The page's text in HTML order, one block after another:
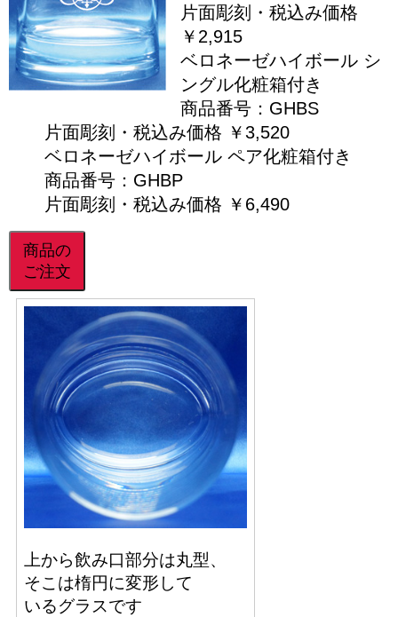
片面彫刻・税込み価格
￥2,915
ベロネーゼハイボール シ
ングル化粧箱付き
商品番号：GHBS
片面彫刻・税込み価格 ￥3,520
ベロネーゼハイボール ペア化粧箱付き
商品番号：GHBP
片面彫刻・税込み価格 ￥6,490
商品の
ご注文
上から飲み口部分は丸型、
そこは楕円に変形して
いるグラスです